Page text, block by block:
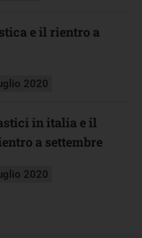
e il rientro a
2020
in italia e il
a settembre
2020